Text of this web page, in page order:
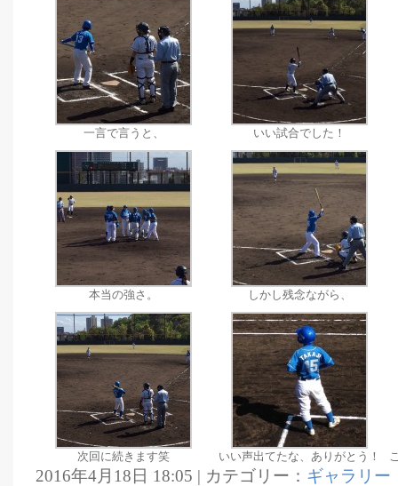
一言で言うと、 いい試合でした！
本当の強さ。 しかし残念ながら、
次回に続きます笑 いい声出てたな、ありがとう！
2016年4月18日 18:05 | カテゴリー： ギャラリー